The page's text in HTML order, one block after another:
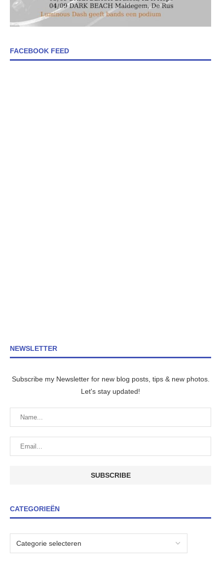
FACEBOOK FEED
NEWSLETTER
Subscribe my Newsletter for new blog posts, tips & new photos.
Let's stay updated!
CATEGORIEËN